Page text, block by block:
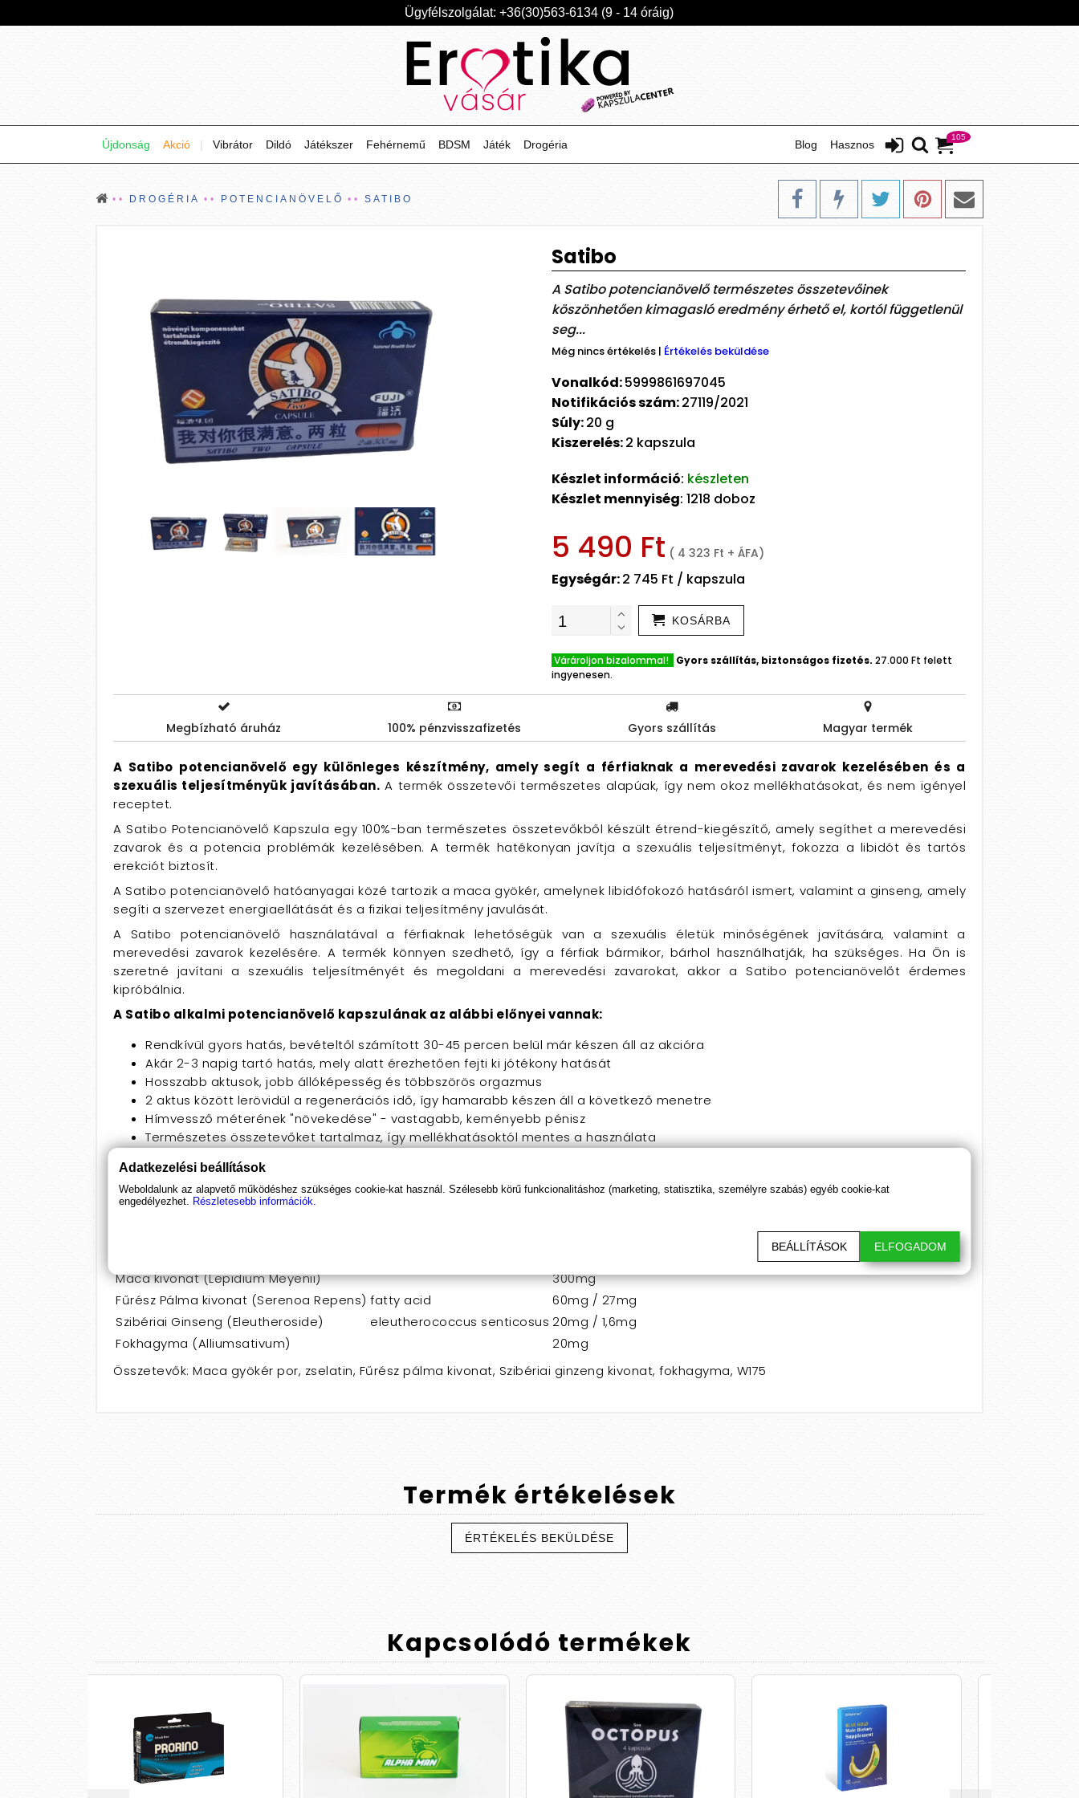
Ügyfélszolgálat: +36(30)563-6134 (9 - 14 óráig)
105
Hasznos
Újdonság Blog
Akció | Vibrátor Dildó Játékszer Fehérnemű BDSM Játék Drogéria
DROGÉRIA POTENCIANÖVELŐ SATIBO
Satibo
A Satibo potencianövelő természetes összetevőinek
köszönhetően kimagasló eredmény érhető el, kortól függetlenül
seg...
Még nincs értékelés | Értékelés beküldése
Vonalkód:5999861697045
Notifikációs szám:27119/2021
Súly:20 g
Kiszerelés:2 kapszula
Készlet információ: készleten
Készlet mennyiség: 1218 doboz
5 490 Ft ( 4 323 Ft + ÁFA)
Egységár:2 745 Ft / kapszula
KOSÁRBA
Várároljon bizalommal! Gyors szállítás, biztonságos fizetés. 27.000 Ft felett
ingyenesen.
Megbízható áruház 100% pénzvisszafizetés Gyors szállítás Magyar termék
A Satibo potencianövelő egy különleges készítmény, amely segít a férfiaknak a merevedési zavarok kezelésében és a
szexuális teljesítményük javításában. A termék összetevői természetes alapúak, így nem okoz mellékhatásokat, és nem igényel
receptet.
A Satibo Potencianövelő Kapszula egy 100%-ban természetes összetevőkből készült étrend-kiegészítő, amely segíthet a merevedési
zavarok és a potencia problémák kezelésében. A termék hatékonyan javítja a szexuális teljesítményt, fokozza a libidót és tartós
erekciót biztosít.
A Satibo potencianövelő hatóanyagai közé tartozik a maca gyökér, amelynek libidófokozó hatásáról ismert, valamint a ginseng, amely
segíti a szervezet energiaellátását és a fizikai teljesítmény javulását.
A Satibo potencianövelő használatával a férfiaknak lehetőségük van a szexuális életük minőségének javítására, valamint a
merevedési zavarok kezelésére. A termék könnyen szedhető, így a férfiak bármikor, bárhol használhatják, ha szükséges. Ha Ön is
szeretné javítani a szexuális teljesítményét és megoldani a merevedési zavarokat, akkor a Satibo potencianövelőt érdemes
kipróbálnia.
A Satibo alkalmi potencianövelő kapszulának az alábbi előnyei vannak:
Rendkívül gyors hatás, bevételtől számított 30-45 percen belül már készen áll az akcióra
Akár 2-3 napig tartó hatás, mely alatt érezhetően fejti ki jótékony hatását
Hosszabb aktusok, jobb állóképesség és többszörös orgazmus
2 aktus között lerövidül a regenerációs idő, így hamarabb készen áll a következő menetre
Hímvessző méterének "növekedése" - vastagabb, keményebb pénisz
Természetes összetevőket tartalmaz, így mellékhatásoktól mentes a használata
Alkalmazás:Naponta 1 kapszula, étkezés előtt kb. fél órával, bő folyadékkal lenyelni. Az ajánlott napi fogyasztási mennyiséget ne lépje
túl! Ne szedje a készítményt, ha az összetevők bármelyikére érzékeny vagy allergiás!
Maca kivonat (Lepidium Meyenii)
300mg
Fűrész Pálma kivonat (Serenoa Repens) fatty acid
60mg / 27mg
Szibériai Ginseng (Eleutheroside)
eleutherococcus senticosus 20mg / 1,6mg
Fokhagyma (Alliumsativum)
20mg
Összetevők: Maca gyökér por, zselatin, Fűrész pálma kivonat, Szibériai ginzeng kivonat, fokhagyma, W175
Termék értékelések
ÉRTÉKELÉS BEKÜLDÉSE
Kapcsolódó termékek
Adatkezelési beállítások
Weboldalunk az alapvető működéshez szükséges cookie-kat használ. Szélesebb körű funkcionalitáshoz (marketing, statisztika, személyre szabás) egyéb cookie-kat
engedélyezhet. Részletesebb információk.
BEÁLLÍTÁSOK ELFOGADOM